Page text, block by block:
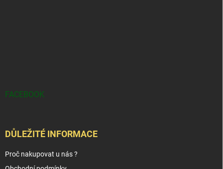
FACEBOOK
DŮLEŽITÉ INFORMACE
Proč nakupovat u nás ?